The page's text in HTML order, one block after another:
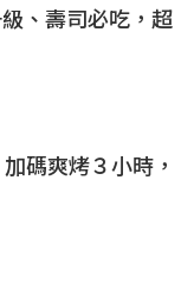
、壽司必吃，超
碼爽烤３小時，